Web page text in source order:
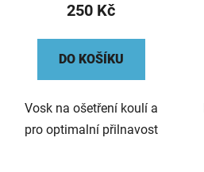
250 Kč
DO KOŠÍKU
Vosk na ošetření koulí a
pro optimalní přilnavost